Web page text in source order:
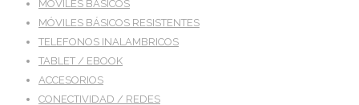
MÓVILES BÁSICOS
MÓVILES BÁSICOS RESISTENTES
TELEFONOS INALAMBRICOS
TABLET / EBOOK
ACCESORIOS
CONECTIVIDAD / REDES